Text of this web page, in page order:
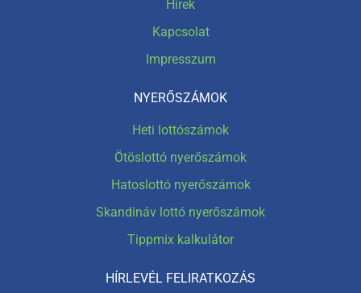
Hírek
Kapcsolat
Impresszum
NYERŐSZÁMOK
Heti lottószámok
Ötöslottó nyerőszámok
Hatoslottó nyerőszámok
Skandináv lottó nyerőszámok
Tippmix kalkulátor
HÍRLEVÉL FELIRATKOZÁS